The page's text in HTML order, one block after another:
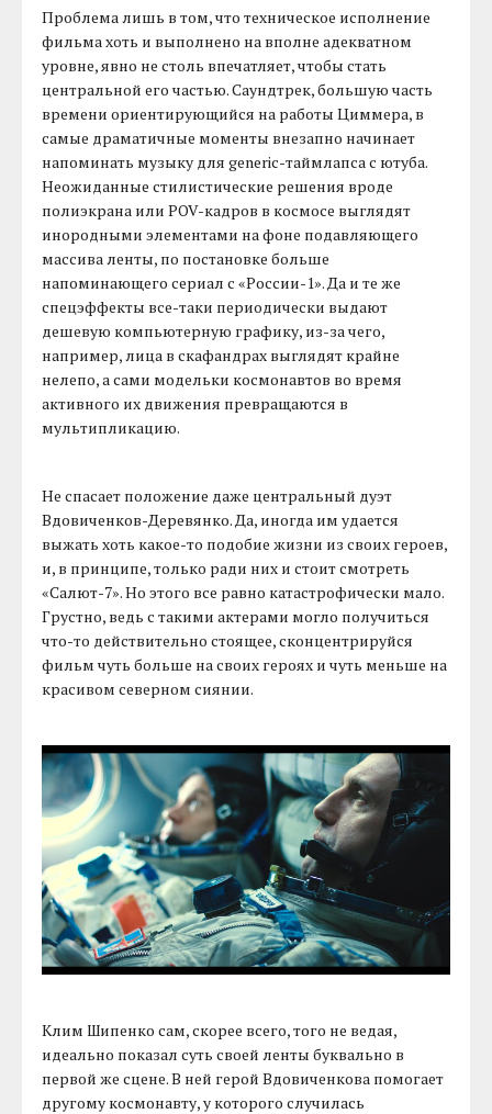
Проблема лишь в том, что техническое исполнение
фильма хоть и выполнено на вполне адекватном
уровне, явно не столь впечатляет, чтобы стать
центральной его частью. Саундтрек, большую часть
времени ориентирующийся на работы Циммера, в
самые драматичные моменты внезапно начинает
напоминать музыку для generic-таймлапса с ютуба.
Неожиданные стилистические решения вроде
полиэкрана или POV-кадров в космосе выглядят
инородными элементами на фоне подавляющего
массива ленты, по постановке больше
напоминающего сериал с «России-1». Да и те же
спецэффекты все-таки периодически выдают
дешевую компьютерную графику, из-за чего,
например, лица в скафандрах выглядят крайне
нелепо, а сами модельки космонавтов во время
активного их движения превращаются в
мультипликацию.
Не спасает положение даже центральный дуэт
Вдовиченков-Деревянко. Да, иногда им удается
выжать хоть какое-то подобие жизни из своих героев,
и, в принципе, только ради них и стоит смотреть
«Салют-7». Но этого все равно катастрофически мало.
Грустно, ведь с такими актерами могло получиться
что-то действительно стоящее, сконцентрируйся
фильм чуть больше на своих героях и чуть меньше на
красивом северном сиянии.
Клим Шипенко сам, скорее всего, того не ведая,
идеально показал суть своей ленты буквально в
первой же сцене. В ней герой Вдовиченкова помогает
другому космонавту, у которого случилась